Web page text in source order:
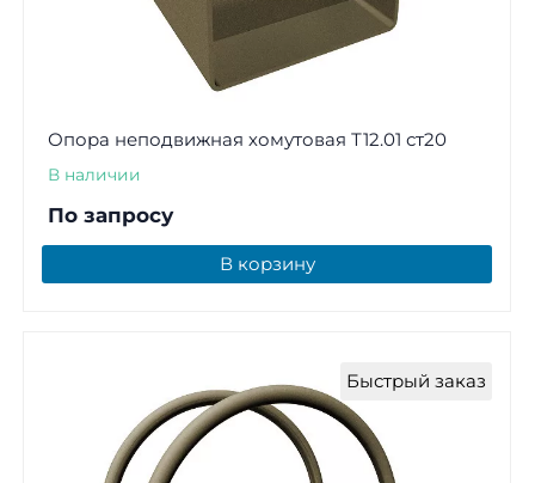
Опора неподвижная хомутовая Т12.01 ст20
В наличии
По запросу
В корзину
Быстрый заказ